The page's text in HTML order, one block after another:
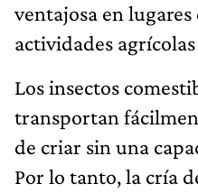
ventajosa en
actividades
Los insectos
transportan
de criar sin una
Por lo tanto, la cría